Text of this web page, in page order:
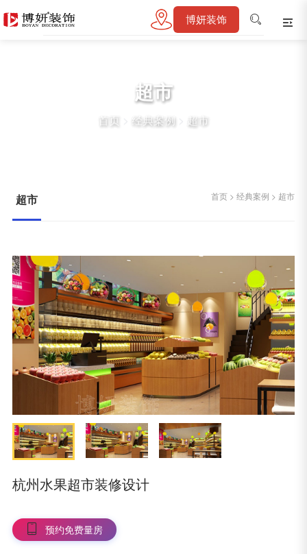
博妍装饰
超市
首页 经典案例> 超市
超市 首页 >经典案例 > 超市
杭州水果超市装修设计
预约免费量房